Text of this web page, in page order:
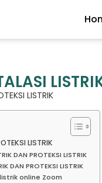
LISTRIK
LISTRIK
DAN PROTEKSI LISTRIK
DAN PROTEKSI LISTRIK
online Zoom